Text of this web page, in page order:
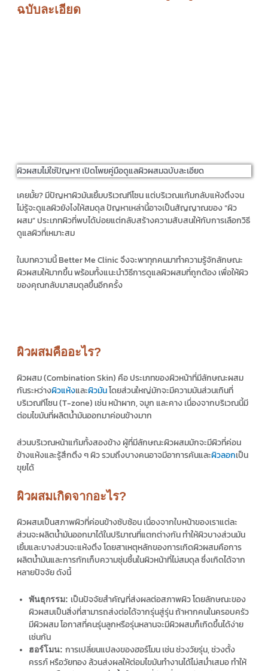
ฉบับละเอียด
ผิวผสมไม่ใช่ปัญหา! เปิดโพยคู่มือดูแลผิวผสมฉบับละเอียด
เคยมั้ย? มีปัญหาผิวมันเยิ้มบริเวณทีโซน แต่บริเวณแก้มกลับแห้งตึงจน
ไม่รู้จะดูแลผิวยังไงให้สมดุล ปัญหาเหล่านี้อาจเป็นสัญญาณของ “ผิว
ผสม” ประเภทผิวที่พบได้บ่อยแต่กลับสร้างความสับสนให้กับการเลือกวิธี
ดูแลผิวที่เหมาะสม
ในบทความนี้ Better Me Clinic จึงจะพาทุกคนมาทำความรู้จักลักษณะ
ผิวผสมให้มากขึ้น พร้อมทั้งแนะนำวิธีการดูแลผิวผสมที่ถูกต้อง เพื่อให้ผิว
ของคุณกลับมาสมดุลขึ้นอีกครั้ง
ผิวผสมคืออะไร?
ผิวผสม (Combination Skin) คือ ประเภทของผิวหน้าที่มีลักษณะผสม
กันระหว่างผิวแห้งและผิวมันโดยส่วนใหญ่มักจะมีความมันส่วนเกินที่
บริเวณทีโซน (T-zone) เช่น หน้าผาก, จมูก และคาง เนื่องจากบริเวณนี้มี
ต่อมไขมันที่ผลิตน้ำมันออกมาค่อนข้างมาก
ส่วนบริเวณหน้าแก้มทั้งสองข้าง ผู้ที่มีลักษณะผิวผสมมักจะมีผิวที่ค่อน
ข้างแห้งและรู้สึกตึง ๆ ผิว รวมถึงบางคนอาจมีอาการคันและผิวลอกเป็น
ขุยได้
ผิวผสมเกิดจากอะไร?
ผิวผสมเป็นสภาพผิวที่ค่อนข้างซับซ้อน เนื่องจากใบหน้าของเราแต่ละ
ส่วนจะผลิตน้ำมันออกมาได้ในปริมาณที่แตกต่างกัน ทำให้ผิวบางส่วนมัน
เยิ้มและบางส่วนจะแห้งตึง โดยสาเหตุหลักของการเกิดผิวผสมคือการ
ผลิตน้ำมันและการกักเก็บความชุ่มชื้นในผิวหน้าที่ไม่สมดุล ซึ่งเกิดได้จาก
หลายปัจจัย ดังนี้
พันธุกรรม: เป็นปัจจัยสำคัญที่ส่งผลต่อสภาพผิว โดยลักษณะของ
ผิวผสมเป็นสิ่งที่สามารถส่งต่อได้จากรุ่นสู่รุ่น ถ้าหากคนในครอบครัว
มีผิวผสม โอกาสที่คนรุ่นลูกหรือรุ่นหลานจะมีผิวผสมก็เกิดขึ้นได้ง่าย
เช่นกัน
ฮอร์โมน: การเปลี่ยนแปลงของฮอร์โมน เช่น ช่วงวัยรุ่น, ช่วงตั้ง
ครรภ์ หรือวัยทอง ล้วนส่งผลให้ต่อมไขมันทำงานได้ไม่สม่ำเสมอ ทำให้